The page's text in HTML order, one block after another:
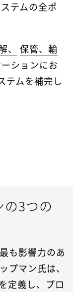
テムの全ポ
、
保管、輸
ションにお
テムを補完し
3つの
も影響力のあ
プマン氏は、
定義し、プロ